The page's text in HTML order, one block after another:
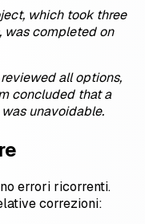
which took three
was completed on
all options,
concluded that a
unavoidable.
errori ricorrenti.
correzioni: